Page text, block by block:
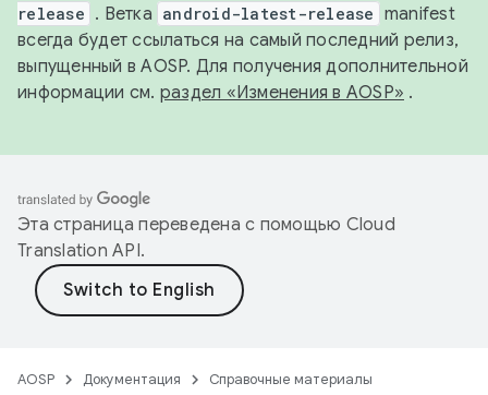
release . Ветка android-latest-release manifest
всегда будет ссылаться на самый последний релиз,
выпущенный в AOSP. Для получения дополнительной
информации см. раздел «Изменения в AOSP» .
Эта страница переведена с помощью Cloud
Translation API.
AOSP Документация Справочные материалы